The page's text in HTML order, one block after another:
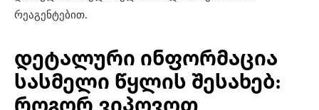
რეაგენტებით.
დეტალური ინფორმაცია
სასმელი წყლის შესახებ:
როგორ ვიპოვოთ